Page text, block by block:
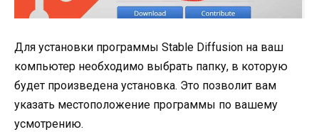
Для установки программы Stable Diffusion на ваш
компьютер необходимо выбрать папку, в которую
будет произведена установка. Это позволит вам
указать местоположение программы по вашему
усмотрению.